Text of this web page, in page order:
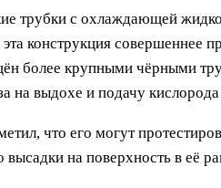
трубки с охлаждающей
конструкция совершеннее
более крупными чёрными
на выдохе и подачу
что его могут
на поверхность в её